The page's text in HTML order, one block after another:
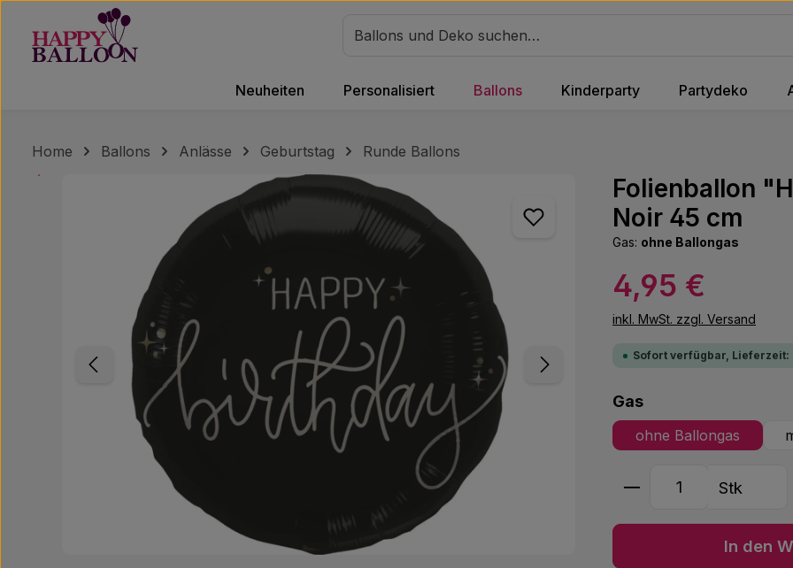
Hauptinhalt springen
Zur Suche springen
Zur Hauptnavigation springen
Neuheiten Personalisiert Ballons Kinderparty Partydeko
Home Ballons Anlässe Geburtstag
Runde Ballons
Folienballon
Noir 45 cm
Gas: ohne Ballongas
Regulärer Preis:
4,95 €
inkl. MwSt. zzgl. Versand
Sofort verfügbar, Lieferzeit:
Gasauswählen
ohne Ballongas
Produkt Anzahl:
Stk
In den